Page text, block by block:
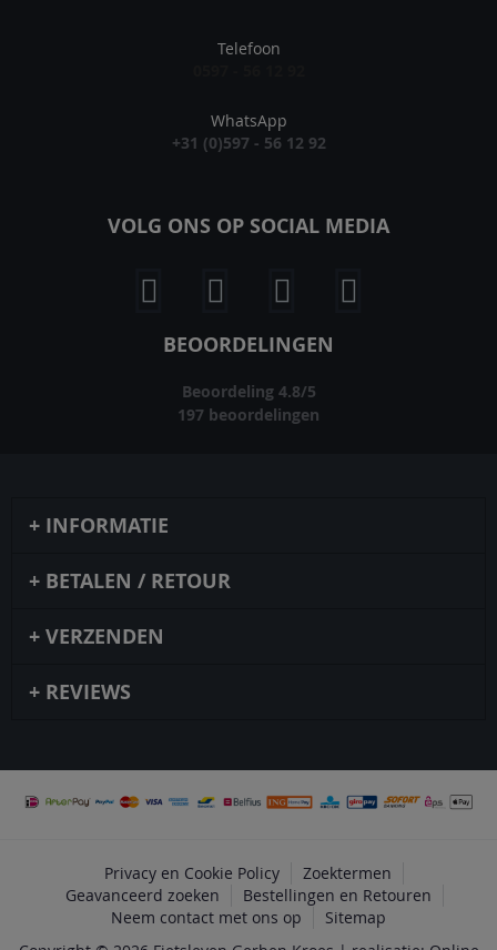
Telefoon
WhatsApp
+31 (0)597 - 56 12 92
VOLG ONS OP SOCIAL MEDIA
BEOORDELINGEN
Beoordeling 4.8/5
197 beoordelingen
INFORMATIE
BETALEN / RETOUR
VERZENDEN
REVIEWS
Privacy en Cookie Policy
Zoektermen
Geavanceerd zoeken
Bestellingen en Retouren
Neem contact met ons op
Sitemap